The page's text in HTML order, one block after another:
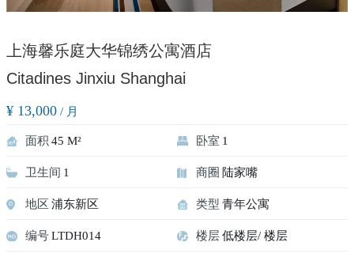
上海馨乐庭大华锦绣公寓酒店
Citadines Jinxiu Shanghai
¥ 13,000 / 月
面积 45 M² 卧室 1
卫生间 1 商圈 陆家嘴
地区 浦东新区 类型 青年公寓
编号LTDH014 楼层低楼层/ 楼层